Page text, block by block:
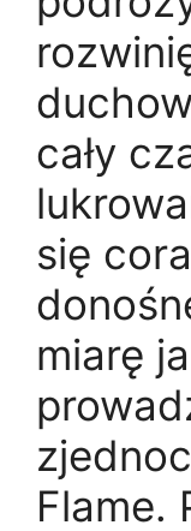
cały
się
miarę
Flame.